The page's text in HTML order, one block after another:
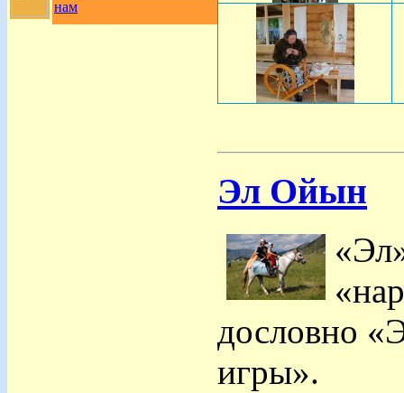
нам
Эл Ойын
дословно
игры».